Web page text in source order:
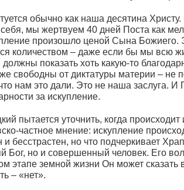
обычно как наша десятина
мы жертвуем 40 дней Поста как
произошло ценой Сына Божиего.
количеством – даже если бы мы всю
показать хоть какую-то
свободны от диктатуры материи – не
нам это дали. Это не наша заслуга. И
за искупление.
пытается уточнить, когда
частное мнение: искупление
и бесстрастен, но что подчеркивает
Бог, но и совершенный человек. Его
этапе земной жизни Он может сказать
– «нет».